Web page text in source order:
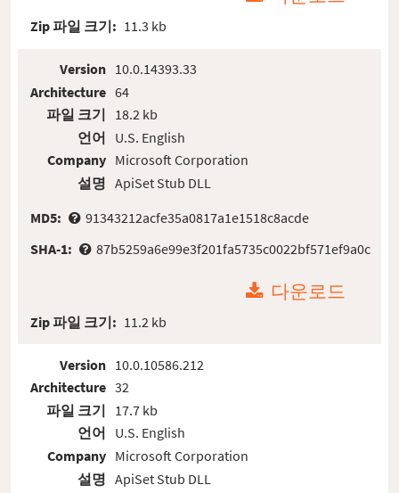
Zip 파일 크기: 11.3 kb
Version
Architecture
파일 크기
언어
Company
설명
10.0.14393.33
64
18.2 kb
U.S. English
Microsoft Corporation
ApiSet Stub DLL
MD5:
91343212acfe35a0817a1e1518c8acde
SHA-1:
87b5259a6e99e3f201fa5735c0022bf571ef9a0c
다운로드
Zip 파일 크기: 11.2 kb
Version
Architecture
파일 크기
언어
Company
설명
10.0.10586.212
32
17.7 kb
U.S. English
Microsoft Corporation
ApiSet Stub DLL